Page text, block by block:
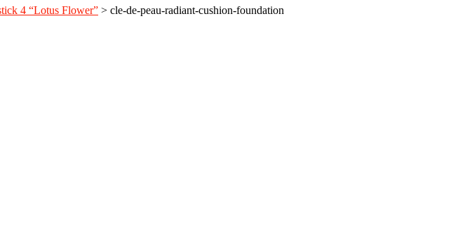
4 “Lotus Flower” > cle-de-peau-radiant-cushion-foundation